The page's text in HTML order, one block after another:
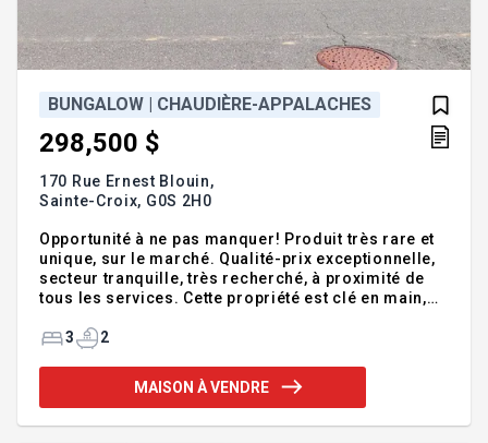
BUNGALOW | CHAUDIÈRE-APPALACHES
298,500 $
170 Rue Ernest Blouin,
Sainte-Croix, G0S 2H0
Opportunité à ne pas manquer! Produit très rare et
unique, sur le marché. Qualité-prix exceptionnelle,
secteur tranquille, très recherché, à proximité de
tous les services. Cette propriété est clé en main,
unique depuis sa const. en 2012. Cette charmante
vous offre un vestibule fermé, 3 CAC, 2 SDB, SFM
avec foyer au bois, atelier et plus... Possibilité d'y
3 2
MAISON À VENDRE